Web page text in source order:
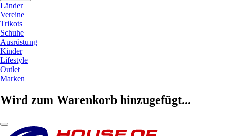
Länder
Vereine
Trikots
Schuhe
Ausrüstung
Kinder
Lifestyle
Outlet
Marken
Wird zum Warenkorb hinzugefügt...